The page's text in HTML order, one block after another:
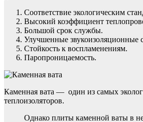
Соответствие экологическим
Высокий коэффициент
Большой срок службы.
Улучшенные звукоизоляционные
Стойкость к воспламенениям.
Паропроницаемость.
Каменная вата — один из самых
теплоизоляторов.
Однако плиты каменной ваты в